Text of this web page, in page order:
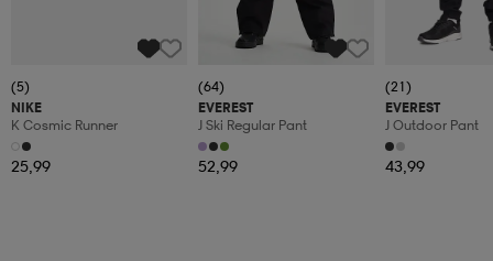
(5)
NIKE
K Cosmic Runner
25,99
(64)
EVEREST
J Ski Regular Pant
52,99
(21)
EVEREST
J Outdoor Pant
43,99